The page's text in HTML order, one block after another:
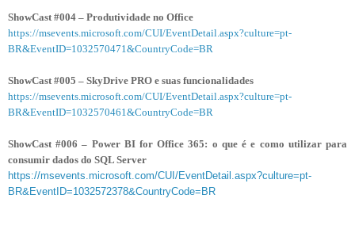
ShowCast #004 – Produtividade no Office
https://msevents.microsoft.com/CUI/EventDetail.aspx?culture=pt-
BR&EventID=1032570471&CountryCode=BR
ShowCast #005 – SkyDrive PRO e suas funcionalidades
https://msevents.microsoft.com/CUI/EventDetail.aspx?culture=pt-
BR&EventID=1032570461&CountryCode=BR
ShowCast #006 – Power BI for Office 365: o que é e como utilizar para
consumir dados do SQL Server
https://msevents.microsoft.com/CUI/EventDetail.aspx?culture=pt-
BR&EventID=1032572378&CountryCode=BR